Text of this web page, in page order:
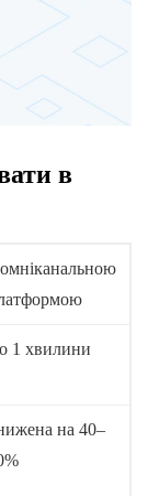
в
1 хвилини
на 40–